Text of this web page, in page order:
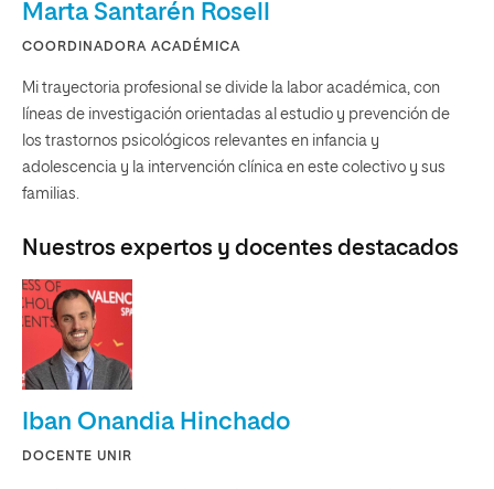
Marta Santarén Rosell
COORDINADORA ACADÉMICA
Mi trayectoria profesional se divide la labor académica, con
líneas de investigación orientadas al estudio y prevención de
los trastornos psicológicos relevantes en infancia y
adolescencia y la intervención clínica en este colectivo y sus
familias.
Nuestros expertos y docentes destacados
Iban Onandia Hinchado
DOCENTE UNIR